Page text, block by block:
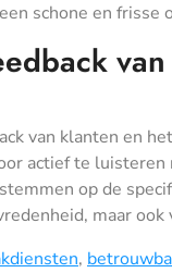
schone en frisse
van klanten en
actief te
op de
maar
,